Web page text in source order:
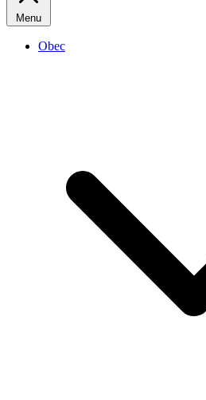
Menu
Obec